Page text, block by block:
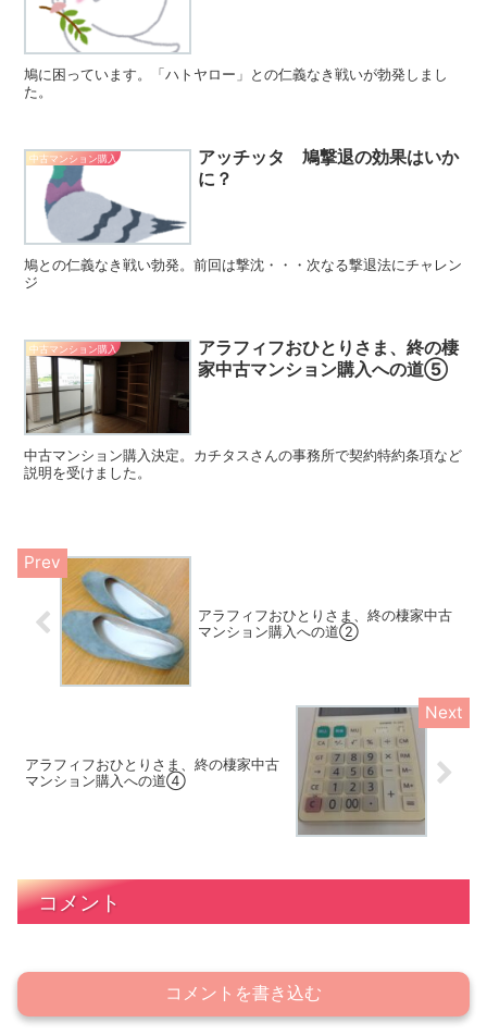
鳩に困っています。「ハトヤロー」との仁義なき戦いが勃発しまし
た。
中古マンション購入
アッチッタ 鳩撃退の効果はいか
に？
鳩との仁義なき戦い勃発。前回は撃沈・・・次なる撃退法にチャレン
ジ
中古マンション購入
アラフィフおひとりさま、終の棲
家中古マンション購入への道⑤
中古マンション購入決定。カチタスさんの事務所で契約特約条項など
説明を受けました。
アラフィフおひとりさま、終の棲家中古
マンション購入への道②
アラフィフおひとりさま、終の棲家中古
マンション購入への道④
コメント
コメントを書き込む